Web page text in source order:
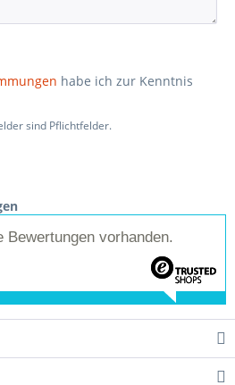
habe ich zur Kenntnis
sind Pflichtfelder.
Bewertungen vorhanden.